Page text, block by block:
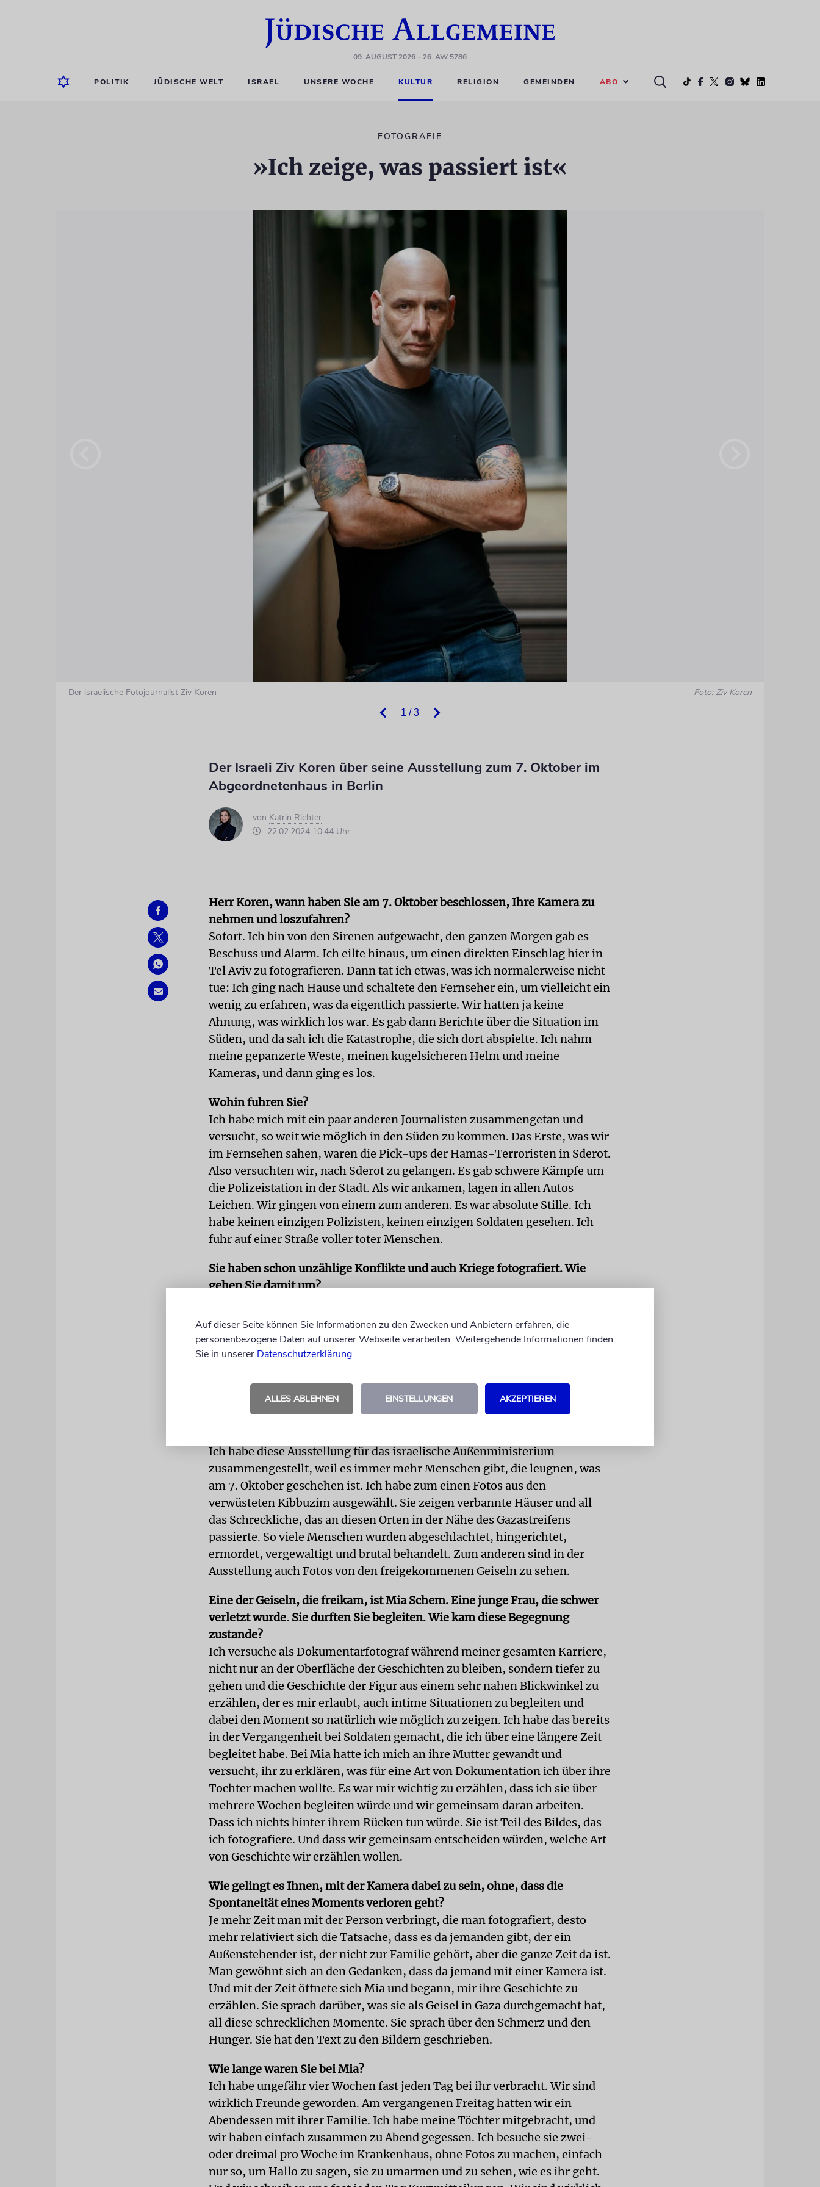
09. AUGUST 2026– 26. AW 5786
POLITIK JÜDISCHE WELT ISRAEL UNSERE WOCHE KULTUR RELIGION GEMEINDEN ABO
FOTOGRAFIE
»Ich zeige, was passiert ist«
1 / 3
Der israelische Fotojournalist Ziv Koren Foto: Ziv Koren
Der Israeli Ziv Koren über seine Ausstellung zum 7. Oktober im
Abgeordnetenhaus in Berlin
von Katrin Richter
22.02.2024 10:44 Uhr
Herr Koren, wann haben Sie am 7. Oktober beschlossen, Ihre Kamera zu
nehmen und loszufahren?
Sofort. Ich bin von den Sirenen aufgewacht, den ganzen Morgen gab es
Beschuss und Alarm. Ich eilte hinaus, um einen direkten Einschlag hier in
Tel Aviv zu fotografieren. Dann tat ich etwas, was ich normalerweise nicht
tue: Ich ging nach Hause und schaltete den Fernseher ein, um vielleicht ein
wenig zu erfahren, was da eigentlich passierte. Wir hatten ja keine
Ahnung, was wirklich los war. Es gab dann Berichte über die Situation im
Süden, und da sah ich die Katastrophe, die sich dort abspielte. Ich nahm
meine gepanzerte Weste, meinen kugelsicheren Helm und meine
Kameras, und dann ging es los.
Wohin fuhren Sie?
Ich habe mich mit ein paar anderen Journalisten zusammengetan und
versucht, so weit wie möglich in den Süden zu kommen. Das Erste, was wir
im Fernsehen sahen, waren die Pick-ups der Hamas-Terroristen in Sderot.
Also versuchten wir, nach Sderot zu gelangen. Es gab schwere Kämpfe um
die Polizeistation in der Stadt. Als wir ankamen, lagen in allen Autos
Leichen. Wir gingen von einem zum anderen. Es war absolute Stille. Ich
habe keinen einzigen Polizisten, keinen einzigen Soldaten gesehen. Ich
fuhr auf einer Straße voller toter Menschen.
Sie haben schon unzählige Konflikte und auch Kriege fotografiert. Wie
gehen Sie damit um?
Verpflichtung und als Engagement, die Geschichte zu erzählen.
Insbesondere wenn es um die Dokumentation der Gräueltaten des 7.
Oktober geht, ist es auch eine historische Mission. Nicht nur für die
zukünftige Generationen zu hinterlassen.
Derzeit stellen Sie Fotos im Abgeordnetenhaus aus. Welche Bilder sind zu
Ich habe diese Ausstellung für das israelische Außenministerium
zusammengestellt, weil es immer mehr Menschen gibt, die leugnen, was
am 7. Oktober geschehen ist. Ich habe zum einen Fotos aus den
verwüsteten Kibbuzim ausgewählt. Sie zeigen verbannte Häuser und all
das Schreckliche, das an diesen Orten in der Nähe des Gazastreifens
passierte. So viele Menschen wurden abgeschlachtet, hingerichtet,
ermordet, vergewaltigt und brutal behandelt. Zum anderen sind in der
Ausstellung auch Fotos von den freigekommenen Geiseln zu sehen.
Eine der Geiseln, die freikam, ist Mia Schem. Eine junge Frau, die schwer
verletzt wurde. Sie durften Sie begleiten. Wie kam diese Begegnung
zustande?
Ich versuche als Dokumentarfotograf während meiner gesamten Karriere,
nicht nur an der Oberfläche der Geschichten zu bleiben, sondern tiefer zu
gehen und die Geschichte der Figur aus einem sehr nahen Blickwinkel zu
erzählen, der es mir erlaubt, auch intime Situationen zu begleiten und
dabei den Moment so natürlich wie möglich zu zeigen. Ich habe das bereits
in der Vergangenheit bei Soldaten gemacht, die ich über eine längere Zeit
begleitet habe. Bei Mia hatte ich mich an ihre Mutter gewandt und
versucht, ihr zu erklären, was für eine Art von Dokumentation ich über ihre
Tochter machen wollte. Es war mir wichtig zu erzählen, dass ich sie über
mehrere Wochen begleiten würde und wir gemeinsam daran arbeiten.
Dass ich nichts hinter ihrem Rücken tun würde. Sie ist Teil des Bildes, das
ich fotografiere. Und dass wir gemeinsam entscheiden würden, welche Art
von Geschichte wir erzählen wollen.
Wie gelingt es Ihnen, mit der Kamera dabei zu sein, ohne, dass die
Spontaneität eines Moments verloren geht?
Je mehr Zeit man mit der Person verbringt, die man fotografiert, desto
mehr relativiert sich die Tatsache, dass es da jemanden gibt, der ein
Außenstehender ist, der nicht zur Familie gehört, aber die ganze Zeit da ist.
Man gewöhnt sich an den Gedanken, dass da jemand mit einer Kamera ist.
Und mit der Zeit öffnete sich Mia und begann, mir ihre Geschichte zu
erzählen. Sie sprach darüber, was sie als Geisel in Gaza durchgemacht hat,
all diese schrecklichen Momente. Sie sprach über den Schmerz und den
Hunger. Sie hat den Text zu den Bildern geschrieben.
Wie lange waren Sie bei Mia?
Ich habe ungefähr vier Wochen fast jeden Tag bei ihr verbracht. Wir sind
wirklich Freunde geworden. Am vergangenen Freitag hatten wir ein
Abendessen mit ihrer Familie. Ich habe meine Töchter mitgebracht, und
wir haben einfach zusammen zu Abend gegessen. Ich besuche sie zwei-
oder dreimal pro Woche im Krankenhaus, ohne Fotos zu machen, einfach
nur so, um Hallo zu sagen, sie zu umarmen und zu sehen, wie es ihr geht.
Auf dieser Seite können Sie Informationen zu den Zwecken und Anbietern erfahren, die
personenbezogene Daten auf unserer Webseite verarbeiten. Weitergehende Informationen finden
Sie in unserer Datenschutzerklärung.
ALLES ABLEHNEN EINSTELLUNGEN AKZEPTIEREN